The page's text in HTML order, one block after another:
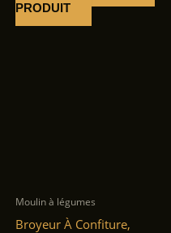
PRODUIT
Moulin à légumes
Broyeur À Confiture,